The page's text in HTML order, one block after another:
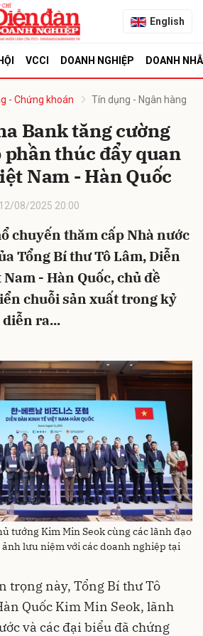
English
VCCI DOANH NGHIỆP DOANH
- Chứng khoán Tín dụng - Ngân hàng
Bank tăng cường
phần thúc đẩy quan
Nam - Hàn Quốc
12/08/2025 20:00
chuyến thăm cấp Nhà nước
Tổng Bí thư Tô Lâm, Diễn
- Hàn Quốc, chủ đề
chuỗi sản xuất trong kỷ
ra...
tướng Kim Min Seok cùng các lãnh đạo
lưu niệm với các doanh nghiệp tại
trọng này, Tổng Bí thư Tô
Quốc Kim Min Seok, lãnh
và các đại biểu đã chứng
Hủy